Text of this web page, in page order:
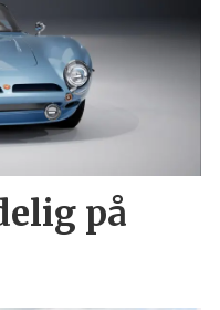
på